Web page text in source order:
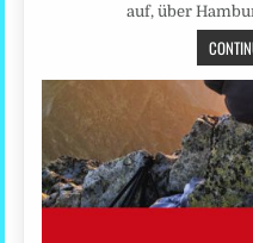
auf, über